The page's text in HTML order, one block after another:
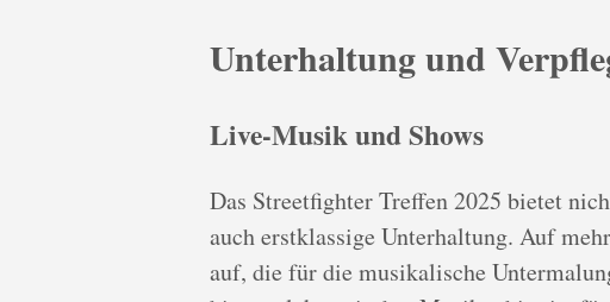
Unterhaltung und
Live-Musik und Shows
Das Streetfighter Treffen 2025 bietet
auch erstklassige Unterhaltung. Auf
auf, die für die musikalische